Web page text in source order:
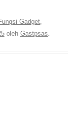
Gadget,
oleh Gastpsas.